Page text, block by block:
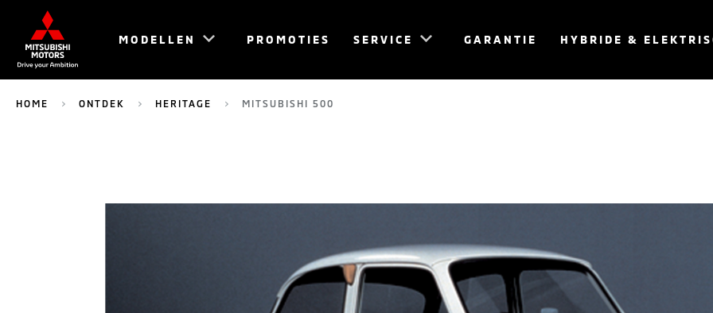
MODELLEN PROMOTIES SERVICE GARANTIE HYBRIDE &
HOME ONTDEK HERITAGE MITSUBISHI 500